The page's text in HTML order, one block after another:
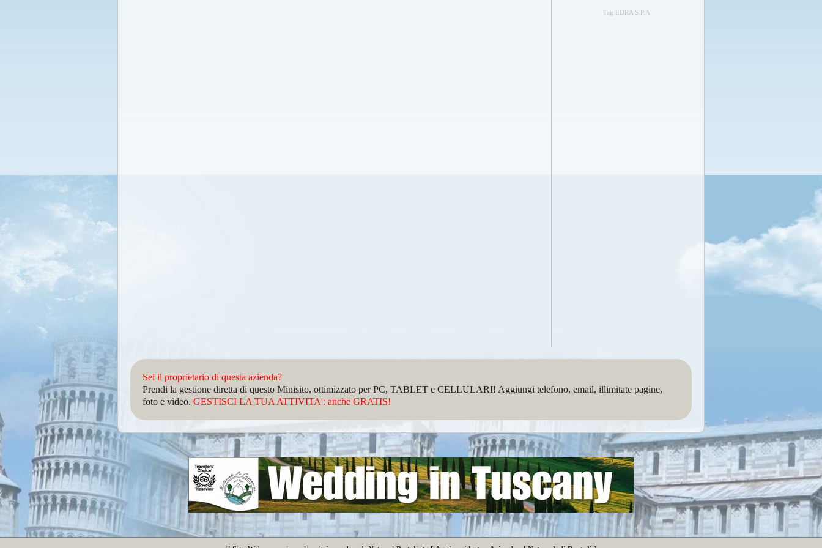
Tag EDRA S.P.A
Sei il proprietario di questa azienda?
Prendi la gestione diretta di questo Minisito, ottimizzato per PC, TABLET e CELLULARI! Aggiungi telefono, email, illimitate pagine,
foto e video. GESTISCI LA TUA ATTIVITA': anche GRATIS!